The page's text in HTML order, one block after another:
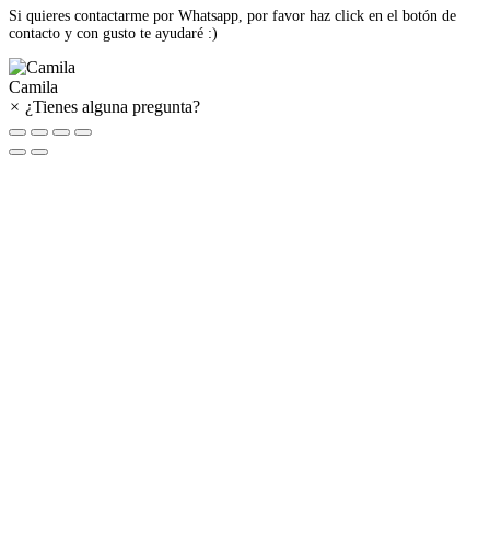
Si quieres contactarme por Whatsapp, por favor haz click en el botón de
contacto y con gusto te ayudaré :)
Camila
× ¿Tienes alguna pregunta?